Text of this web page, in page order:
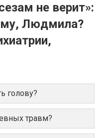
не верит»:
Людмила?
голову?
травм?